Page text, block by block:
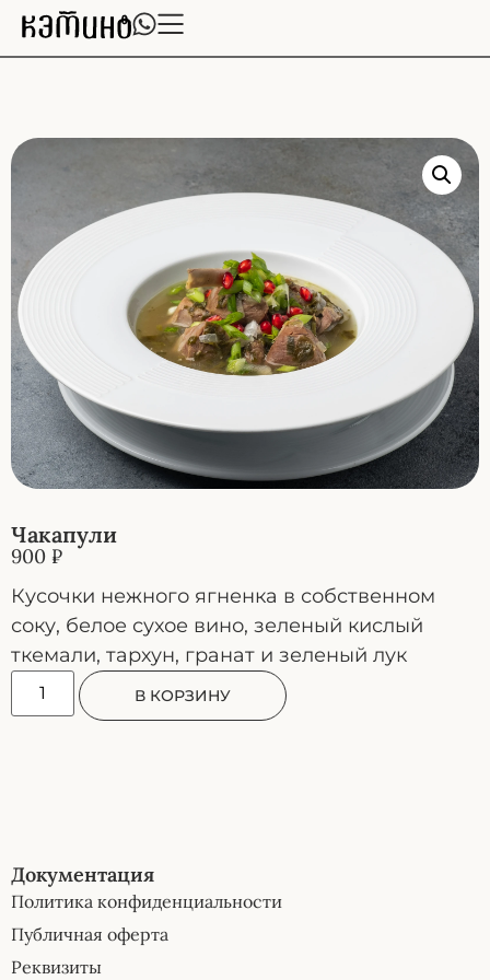
Чакапули
900 ₽
Кусочки нежного ягненка в собственном
соку, белое сухое вино, зеленый кислый
ткемали, тархун, гранат и зеленый лук
В КОРЗИНУ
Документация
Политика конфиденциальности
Публичная оферта
Реквизиты